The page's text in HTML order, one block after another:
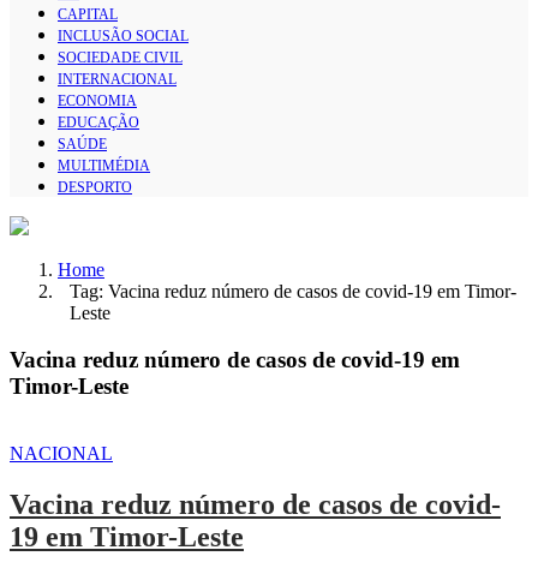
CAPITAL
INCLUSÃO SOCIAL
SOCIEDADE CIVIL
INTERNACIONAL
ECONOMIA
EDUCAÇÃO
SAÚDE
MULTIMÉDIA
DESPORTO
Home
Tag: Vacina reduz número de casos de covid-19 em Timor-
Leste
Vacina reduz número de casos de covid-19 em
Timor-Leste
NACIONAL
Vacina reduz número de casos de covid-
19 em Timor-Leste